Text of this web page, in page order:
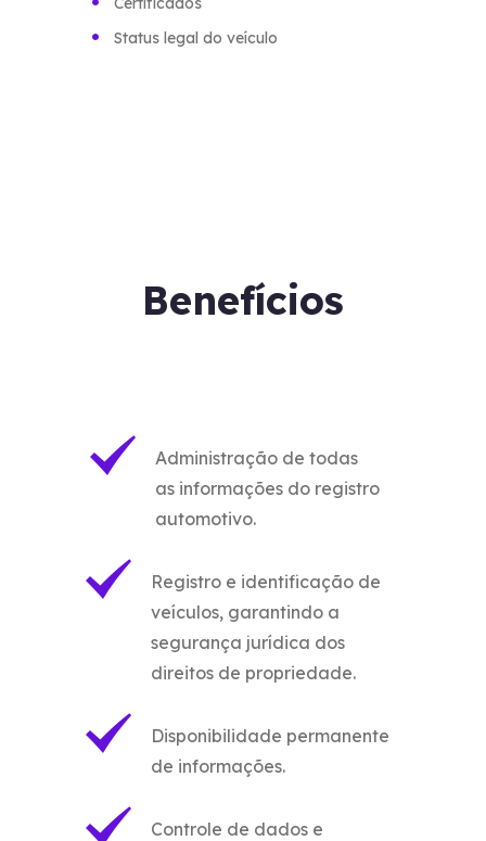
Status legal do veículo
Benefícios
Administração de todas
as informações do registro
automotivo.
Registro e identificação de
veículos, garantindo a
segurança jurídica dos
direitos de propriedade.
Disponibilidade permanente
de informações.
Controle de dados e